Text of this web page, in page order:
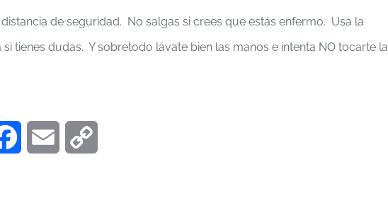
de seguridad. No salgas si crees que estás enfermo. Usa la
si tienes dudas. Y sobretodo lávate bien las manos e intenta NO tocarte la
FacebookEmail